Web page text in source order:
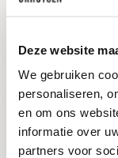
Deze website
We gebruiken
personaliseren,
en om ons
informatie over
partners voor
Blijf op de
Ontvang het
evenementen
E-mailadres